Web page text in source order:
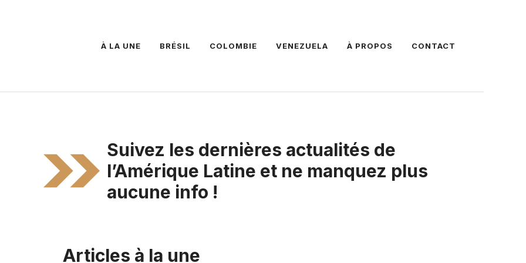
À LA UNE BRÉSIL COLOMBIE VENEZUELA À PROPOS CONTACT
Suivez les dernières actualités de
l’Amérique Latine et ne manquez plus
aucune info !
Articles à la une